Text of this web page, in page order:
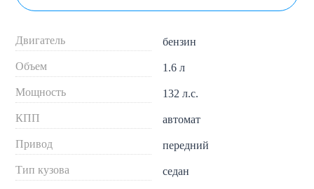
Двигатель бензин
Объем 1.6 л
Мощность 132 л.с.
КПП автомат
Привод передний
Тип кузова седан